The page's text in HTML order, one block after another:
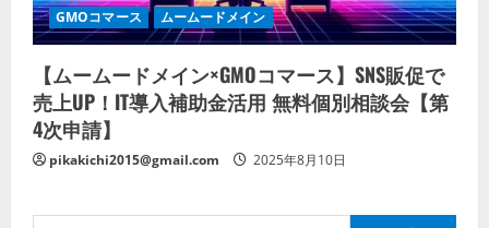
GMOコマース ムームードメイン
【ムームードメイン×GMOコマース】SNS販促で
売上UP！IT導入補助金活用 無料個別相談会【第
4次申請】
pikakichi2015@gmail.com 2025年8月10日